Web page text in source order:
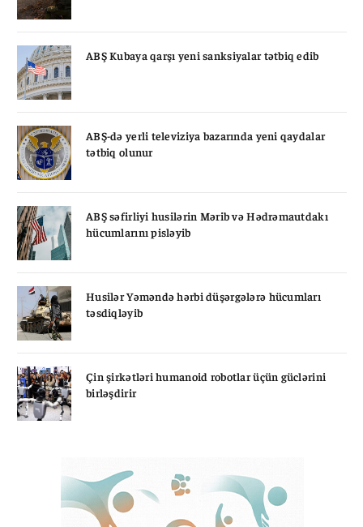
ABŞ Kubaya qarşı yeni sanksiyalar tətbiq edib
ABŞ-də yerli televiziya bazarında yeni qaydalar
tətbiq olunur
ABŞ səfirliyi husilərin Mərib və Hədrəmautdakı
hücumlarını pisləyib
Husilər Yəməndə hərbi düşərgələrə hücumları
təsdiqləyib
Çin şirkətləri humanoid robotlar üçün güclərini
birləşdirir